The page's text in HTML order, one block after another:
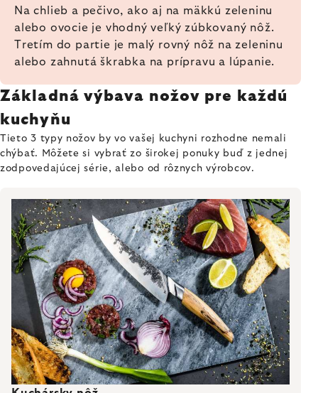
Na chlieb a pečivo, ako aj na mäkkú zeleninu
alebo ovocie je vhodný veľký zúbkovaný nôž.
Tretím do partie je malý rovný nôž na zeleninu
alebo zahnutá škrabka na prípravu a lúpanie.
Základná výbava nožov pre každú
kuchyňu
Tieto 3 typy nožov by vo vašej kuchyni rozhodne nemali
chýbať. Môžete si vybrať zo širokej ponuky buď z jednej
zodpovedajúcej série, alebo od rôznych výrobcov.